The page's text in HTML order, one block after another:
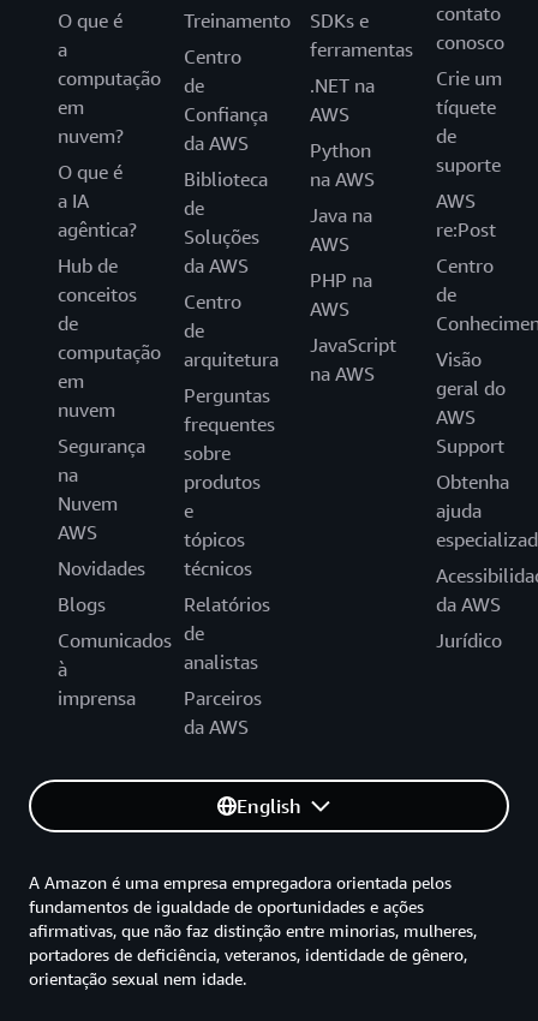
O que é
a
computação
em
nuvem?
O que é
a IA
agêntica?
Hub de
conceitos
de
computação
em
nuvem
Segurança
na
Nuvem
AWS
Novidades
Blogs
Comunicados
à
imprensa
Treinamento
Centro
de
Confiança
da AWS
Biblioteca
de
Soluções
da AWS
Centro
de
arquitetura
Perguntas
frequentes
sobre
produtos
e
tópicos
técnicos
Relatórios
de
analistas
Parceiros
da AWS
SDKs e
ferramentas
.NET na
AWS
Python
na AWS
Java na
AWS
PHP na
AWS
JavaScript
na AWS
contato
conosco
Crie um
tíquete
de
suporte
AWS
re:Post
Centro
de
Visão
geral do
AWS
Support
Obtenha
ajuda
da AWS
Jurídico
English
A Amazon é uma empresa empregadora orientada pelos
fundamentos de igualdade de oportunidades e ações
afirmativas, que não faz distinção entre minorias, mulheres,
portadores de deficiência, veteranos, identidade de gênero,
orientação sexual nem idade.